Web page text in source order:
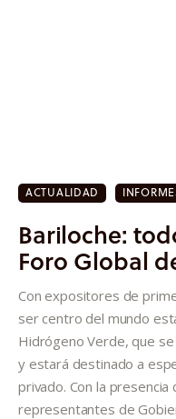
ACTUALIDAD
Bariloche:
Foro Global
Con expositores de
ser centro del mundo
Hidrógeno Verde, que
y estará destinado a
privado. Con la
representantes de